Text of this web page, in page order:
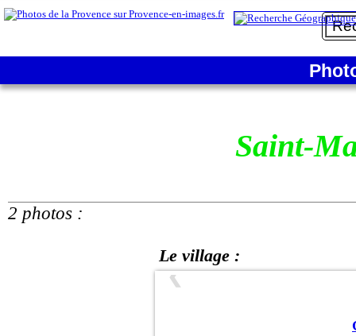
Saint-
2 photos :
Le village :
❮